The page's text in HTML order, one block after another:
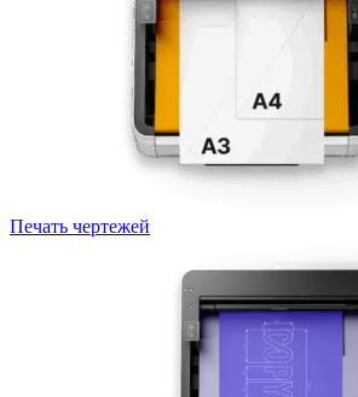
Печать чертежей